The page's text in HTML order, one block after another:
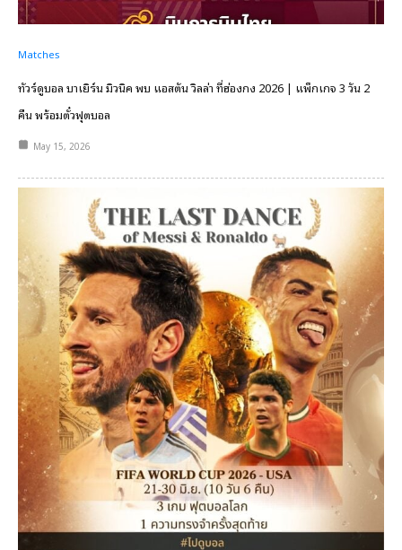
Matches
ทัวร์ดูบอล บาเยิร์น มิวนิค พบ แอสตัน วิลล่า ที่ฮ่องกง 2026 | แพ็กเกจ 3 วัน 2
คืน พร้อมตั๋วฟุตบอล
May 15, 2026